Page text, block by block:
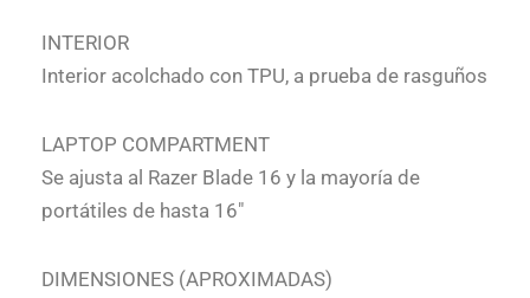
INTERIOR
Interior acolchado con TPU, a prueba de rasguños
LAPTOP COMPARTMENT
Se ajusta al Razer Blade 16 y la mayoría de
portátiles de hasta 16″
DIMENSIONES (APROXIMADAS)